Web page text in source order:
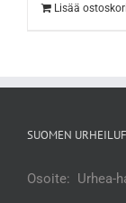
Lisää
SUOMEN
Osoite: Urhea-